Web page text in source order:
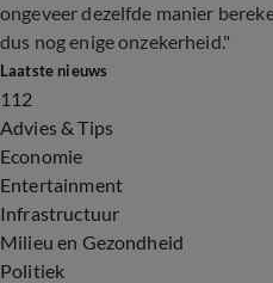
ongeveer dezelfde manier
dus nog enige onzekerheid."
Laatste nieuws
112
Advies & Tips
Economie
Entertainment
Infrastructuur
Milieu en Gezondheid
Politiek